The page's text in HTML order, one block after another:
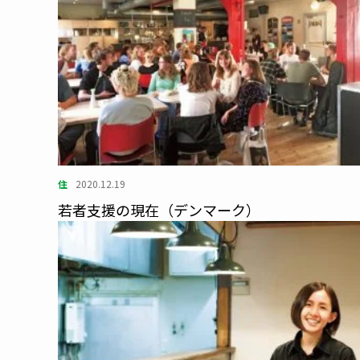
住 2020.12.19
若者支援の現在（デンマーク）